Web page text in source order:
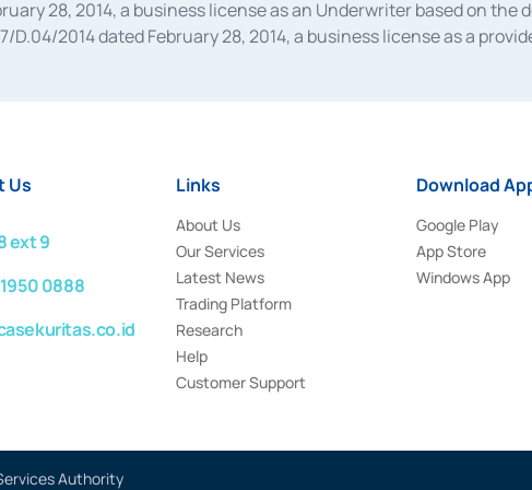
28, 2014, a business license as an Underwriter based on
D.04/2014 dated February 28, 2014, a business license as a
Financial Services Authority Number S-67/PM.21/2014 dated
was issued in 2018.
Us
ext 9
0888
Links
About Us
Our Services
Latest News
Trading Platform
Research
Help
Customer Support
Download
Google Play
App Store
Windows App
Authority